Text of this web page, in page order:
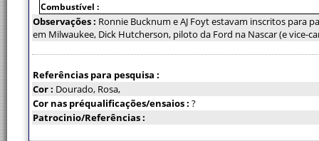
Combustível :
Observações : Ronnie Bucknum e AJ Foyt estavam inscritos para
em Milwaukee, Dick Hutcherson, piloto da Ford na Nascar (e vice-
Referências para pesquisa :
Cor : Dourado, Rosa,
Cor nas préqualificações/ensaios : ?
Patrocinio/Referências :